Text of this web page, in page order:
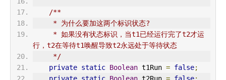
/**
     * 为什么要加这两个标识状态?
行，t2在等待t1唤醒导致t2永远处于等待状态
     */
private static Boolean t1Run = false;